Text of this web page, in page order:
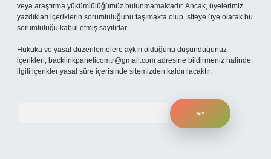
veya araştırma yükümlülüğümüz bulunmamaktadır. Ancak, üyelerimiz
yazdıkları içeriklerin sorumluluğunu taşımakta olup, siteye üye olarak bu
sorumluluğu kabul etmiş sayılırlar.
Hukuka ve yasal düzenlemelere aykırı olduğunu düşündüğünüz
içerikleri, backlinkpanelicomtr@gmail.com adresine bildirmeniz halinde,
ilgili içerikler yasal süre içerisinde sitemizden kaldırılacaktır.